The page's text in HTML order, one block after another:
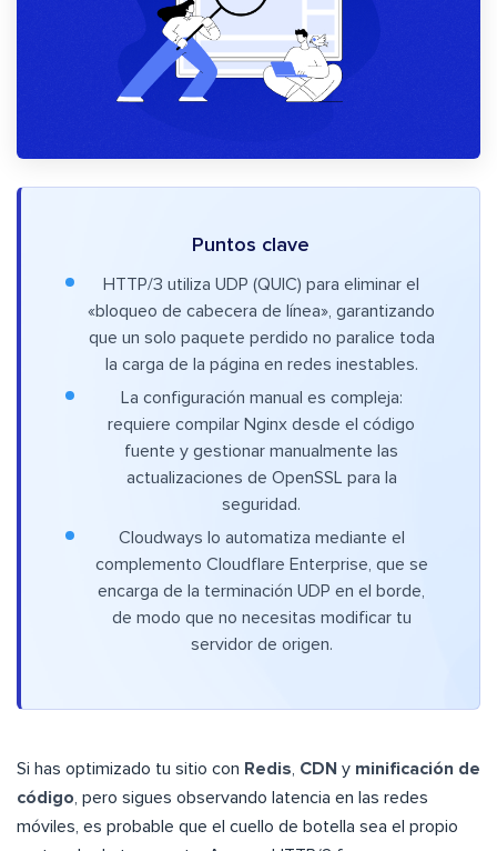
Puntos clave
HTTP/3 utiliza UDP (QUIC) para eliminar el
«bloqueo de cabecera de línea», garantizando
que un solo paquete perdido no paralice toda
la carga de la página en redes inestables.
La configuración manual es compleja:
requiere compilar Nginx desde el código
fuente y gestionar manualmente las
actualizaciones de OpenSSL para la
seguridad.
Cloudways lo automatiza mediante el
complemento Cloudflare Enterprise, que se
encarga de la terminación UDP en el borde,
de modo que no necesitas modificar tu
servidor de origen.
Si has optimizado tu sitio con Redis, CDN y minificación de
código, pero sigues observando latencia en las redes
móviles, es probable que el cuello de botella sea el propio